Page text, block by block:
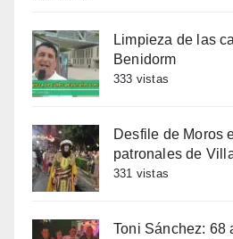
Limpieza de las
Benidorm
333 vistas
Desfile de Moros
patronales de
331 vistas
Toni Sánchez: 68